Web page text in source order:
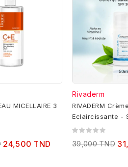
MICELLAIRE 3
24,500 TND
Rivaderm
RIVADERM
Eclaircissante -
39,000 TND